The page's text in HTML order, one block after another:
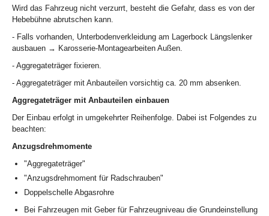
Wird das Fahrzeug nicht verzurrt, besteht die Gefahr, dass es von der
Hebebühne abrutschen kann.
- Falls vorhanden, Unterbodenverkleidung am Lagerbock Längslenker
ausbauen → Karosserie-Montagearbeiten Außen.
- Aggregateträger fixieren.
- Aggregateträger mit Anbauteilen vorsichtig ca. 20 mm absenken.
Aggregateträger mit Anbauteilen einbauen
Der Einbau erfolgt in umgekehrter Reihenfolge. Dabei ist Folgendes zu
beachten:
Anzugsdrehmomente
"Aggregateträger"
"Anzugsdrehmoment für Radschrauben"
Doppelschelle Abgasrohre
Bei Fahrzeugen mit Geber für Fahrzeugniveau die Grundeinstellung